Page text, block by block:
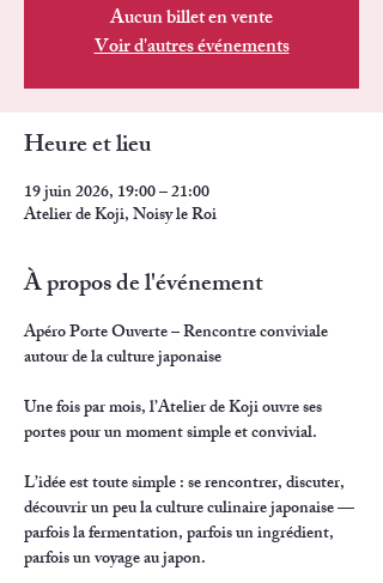
Aucun billet en vente
Voir d'autres événements
Heure et lieu
19 juin 2026, 19:00 – 21:00
Atelier de Koji, Noisy le Roi
À propos de l'événement
Apéro Porte Ouverte – Rencontre conviviale
autour de la culture japonaise
Une fois par mois, l’Atelier de Koji ouvre ses
portes pour un moment simple et convivial.
L’idée est toute simple : se rencontrer, discuter,
découvrir un peu la culture culinaire japonaise —
parfois la fermentation, parfois un ingrédient,
parfois un voyage au japon.